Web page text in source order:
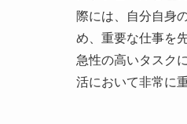
際には、自分自身
め、重要な仕事を
急性の高いタスク
活において非常に